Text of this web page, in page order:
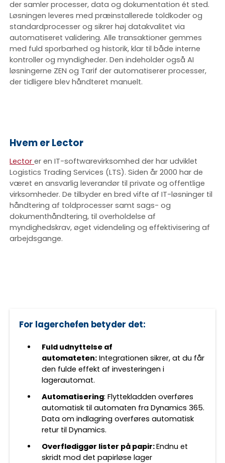
der samler processer, data og dokumentation ét sted.
Løsningen leveres med præinstallerede toldkoder og
standardprocesser og sikrer høj datakvalitet via
automatiseret validering. Alle transaktioner gemmes
med fuld sporbarhed og historik, klar til både interne
kontroller og myndigheder. Den indeholder også AI
løsningerne ZEN og Tarif der automatiserer processer,
der tidligere blev håndteret manuelt.
Hvem er Lector
Lectorer en IT-softwarevirksomhed der har udviklet
Logistics Trading Services (LTS). Siden år 2000 har de
været en ansvarlig leverandør til private og offentlige
virksomheder. De tilbyder en bred vifte af IT-løsninger til
håndtering af toldprocesser samt sags- og
dokumenthåndtering, til overholdelse af
myndighedskrav, øget videndeling og effektivisering af
arbejdsgange.
For lagerchefen betyder det:
Fuld udnyttelse af
automateten:Integrationen sikrer, at du får
den fulde effekt af investeringen i
lagerautomat.
Automatisering: Flyttekladden overføres
automatisk til automaten fra Dynamics 365.
Data om indlagring overføres automatisk
retur til Dynamics.
Overflødiggør lister på papir:Endnu et
skridt mod det papirløse lager